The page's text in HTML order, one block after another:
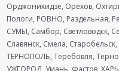
Орджоникидзе, Орехов,
Пологи, РОВНО, Раздельная,
СУМЫ, Самбор, Светловодск,
Славянск, Смела,
ТЕРНОПОЛЬ, Теребовля,
УЖГОРОД, Умань, Фастов,